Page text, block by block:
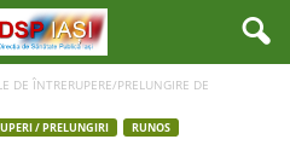
DE ÎNTRERUPERE/PRELUNGIRE DE
/ PRELUNGIRI RUNOS